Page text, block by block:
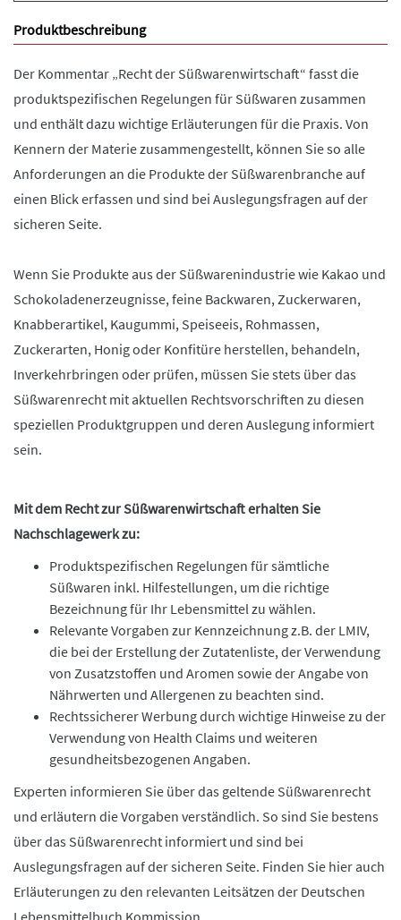
Produktbeschreibung
Der Kommentar „Recht der Süßwarenwirtschaft“ fasst die
produktspezifischen Regelungen für Süßwaren zusammen
und enthält dazu wichtige Erläuterungen für die Praxis. Von
Kennern der Materie zusammengestellt, können Sie so alle
Anforderungen an die Produkte der Süßwarenbranche auf
einen Blick erfassen und sind bei Auslegungsfragen auf der
sicheren Seite.
Wenn Sie Produkte aus der Süßwarenindustrie wie Kakao und
Schokoladenerzeugnisse, feine Backwaren, Zuckerwaren,
Knabberartikel, Kaugummi, Speiseeis, Rohmassen,
Zuckerarten, Honig oder Konfitüre herstellen, behandeln,
Inverkehrbringen oder prüfen, müssen Sie stets über das
Süßwarenrecht mit aktuellen Rechtsvorschriften zu diesen
speziellen Produktgruppen und deren Auslegung informiert
sein.
Mit dem Recht zur Süßwarenwirtschaft erhalten Sie
Nachschlagewerk zu:
Produktspezifischen Regelungen für sämtliche
Süßwaren inkl. Hilfestellungen, um die richtige
Bezeichnung für Ihr Lebensmittel zu wählen.
Relevante Vorgaben zur Kennzeichnung z.B. der LMIV,
die bei der Erstellung der Zutatenliste, der Verwendung
von Zusatzstoffen und Aromen sowie der Angabe von
Nährwerten und Allergenen zu beachten sind.
Rechtssicherer Werbung durch wichtige Hinweise zu der
Verwendung von Health Claims und weiteren
gesundheitsbezogenen Angaben.
Experten informieren Sie über das geltende Süßwarenrecht
und erläutern die Vorgaben verständlich. So sind Sie bestens
über das Süßwarenrecht informiert und sind bei
Auslegungsfragen auf der sicheren Seite. Finden Sie hier auch
Erläuterungen zu den relevanten Leitsätzen der Deutschen
Lebensmittelbuch Kommission.